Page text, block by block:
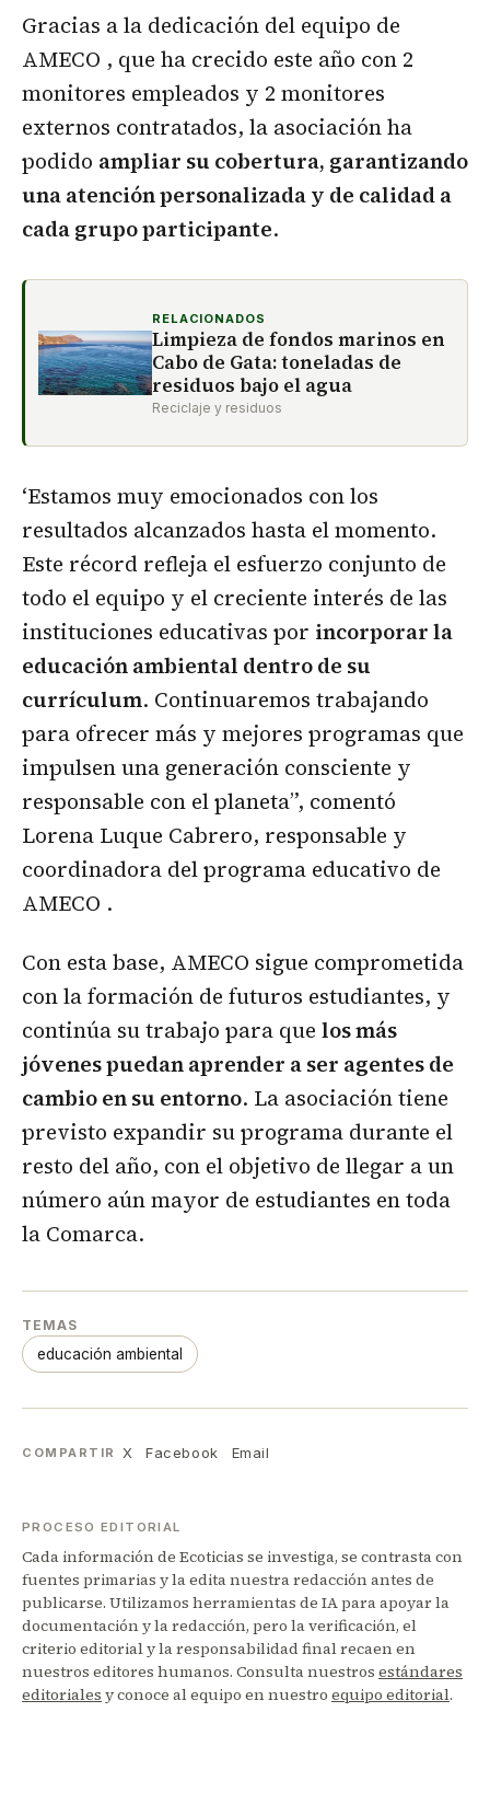
Gracias a la dedicación del equipo de
AMECO , que ha crecido este año con 2
monitores empleados y 2 monitores
externos contratados, la asociación ha
podido ampliar su cobertura, garantizando
una atención personalizada y de calidad a
cada grupo participante.
RELACIONADOS
Limpieza de fondos marinos en
Cabo de Gata: toneladas de
residuos bajo el agua
Reciclaje y residuos
‘Estamos muy emocionados con los
resultados alcanzados hasta el momento.
Este récord refleja el esfuerzo conjunto de
todo el equipo y el creciente interés de las
instituciones educativas por incorporar la
educación ambiental dentro de su
currículum. Continuaremos trabajando
para ofrecer más y mejores programas que
impulsen una generación consciente y
responsable con el planeta”, comentó
Lorena Luque Cabrero, responsable y
coordinadora del programa educativo de
AMECO .
Con esta base, AMECO sigue comprometida
con la formación de futuros estudiantes, y
continúa su trabajo para que los más
jóvenes puedan aprender a ser agentes de
cambio en su entorno. La asociación tiene
previsto expandir su programa durante el
resto del año, con el objetivo de llegar a un
número aún mayor de estudiantes en toda
la Comarca.
TEMAS
educación ambiental
COMPARTIR X Facebook Email
PROCESO EDITORIAL
Cada información de Ecoticias se investiga, se contrasta con
fuentes primarias y la edita nuestra redacción antes de
publicarse. Utilizamos herramientas de IA para apoyar la
documentación y la redacción, pero la verificación, el
criterio editorial y la responsabilidad final recaen en
nuestros editores humanos. Consulta nuestros estándares
editoriales y conoce al equipo en nuestro equipo editorial.